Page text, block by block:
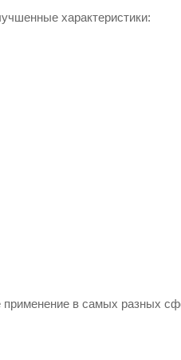
характеристики:
применение в самых разных